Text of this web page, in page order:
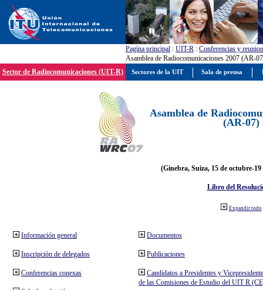
Pagína principal : UIT-R : Conferencias y
Asamblea de Radiocomunicaciones 2007 (AR-
Sector de Radiocomunicaciones (UIT-R)
Asamblea de
(AR-07)
(Ginebra, Suiza, 15 de octubre-19
Libro del
Expandir todo
Información general
Inscripción de delegados
Conferencias conexas
Documentos
Publicaciones
Candidatos a Presidentes y
de las Comisiones de Estudio del UIT R
Sectores de la UIT Sala de prensa